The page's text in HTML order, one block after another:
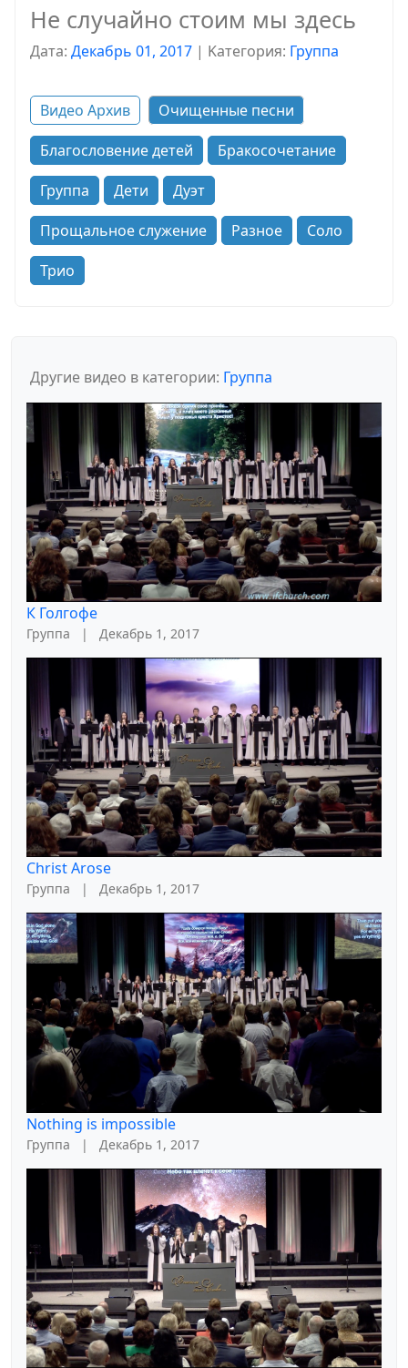
Не случайно стоим мы здесь
Дата: Декабрь 01, 2017 | Kатегория: Группа
Видео Архив
Очищенные песни
Благословение детей
Бракосочетание
Группа
Дети
Дуэт
Прощальное служение
Разное
Соло
Трио
Другие видео в категории: Группа
К Голгофе
Группа | Декабрь 1, 2017
Christ Arose
Группа | Декабрь 1, 2017
Nothing is impossible
Группа | Декабрь 1, 2017